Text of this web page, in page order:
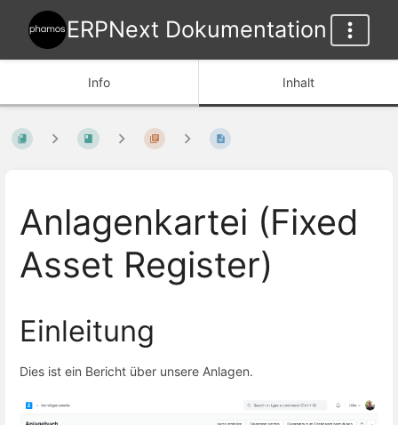
ERPNext Dokumentation
Info Inhalt
Anlagenkartei (Fixed
Asset Register)
Einleitung
Dies ist ein Bericht über unsere Anlagen.